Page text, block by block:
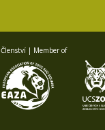
Členství | Member of